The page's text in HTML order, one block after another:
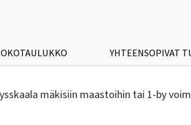
YHTEENSOPIVAT
mäkisiin maastoihin tai 1-by